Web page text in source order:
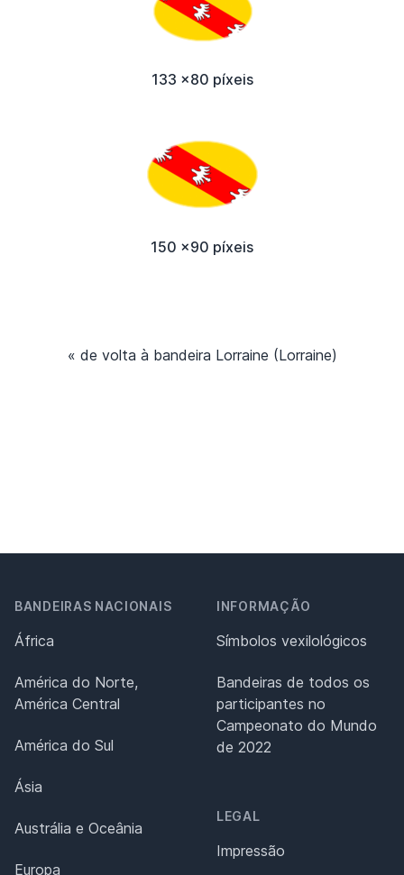
133 x80 píxeis
150 x90 píxeis
« de volta à bandeira Lorraine (Lorraine)
BANDEIRAS NACIONAIS
África
América do Norte,
América Central
América do Sul
Ásia
Austrália e Oceânia
Europa
INFORMAÇÃO
Símbolos vexilológicos
Bandeiras de todos os
participantes no
Campeonato do Mundo
de 2022
LEGAL
Impressão